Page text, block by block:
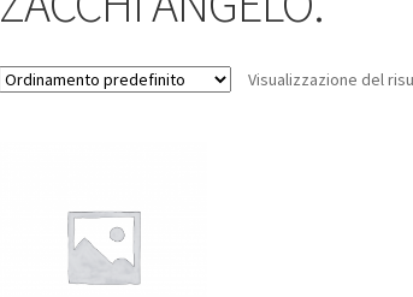
Visualizzazione del